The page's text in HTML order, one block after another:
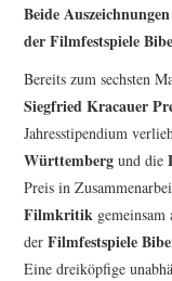
AUSWEIS
SATZUNG
PREIS DER
Beide
der Filmfestspiele
Bereits zum sechsten
Siegfried Kracauer
Jahresstipendium
Württemberg und die
Preis in
Filmkritik
derFilmfestspiele
Eine dreiköpfige